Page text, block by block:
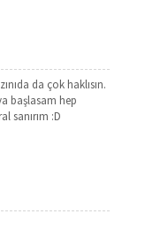
da çok haklısın.
başlasam hep
sanırım :D